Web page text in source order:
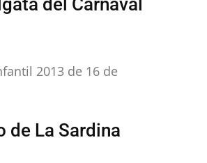
2013 de 16 de
de La Sardina